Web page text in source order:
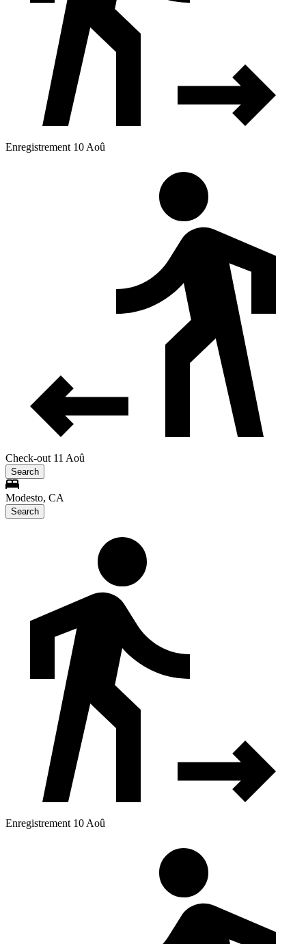
Enregistrement 10 Aoû
Check-out 11 Aoû
Search
Modesto, CA
Search
Enregistrement 10 Aoû